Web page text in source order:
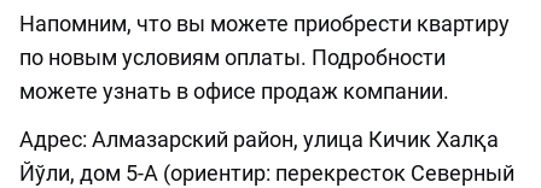
Напомним, что вы можете приобрести квартиру
по новым условиям оплаты. Подробности
можете узнать в офисе продаж компании.
Адрес: Алмазарский район, улица Кичик Халқа
Йўли, дом 5-А (ориентир: перекресток Северный